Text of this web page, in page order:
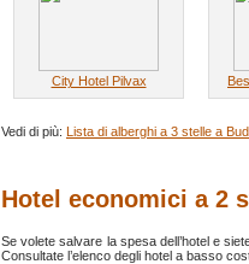
City Hotel Pilvax
Vedi di più: Lista di alberghi a 3 stelle a
Hotel economici a 2
Se volete salvare la spesa dell’hotel e
Consultate l’elenco degli hotel a basso